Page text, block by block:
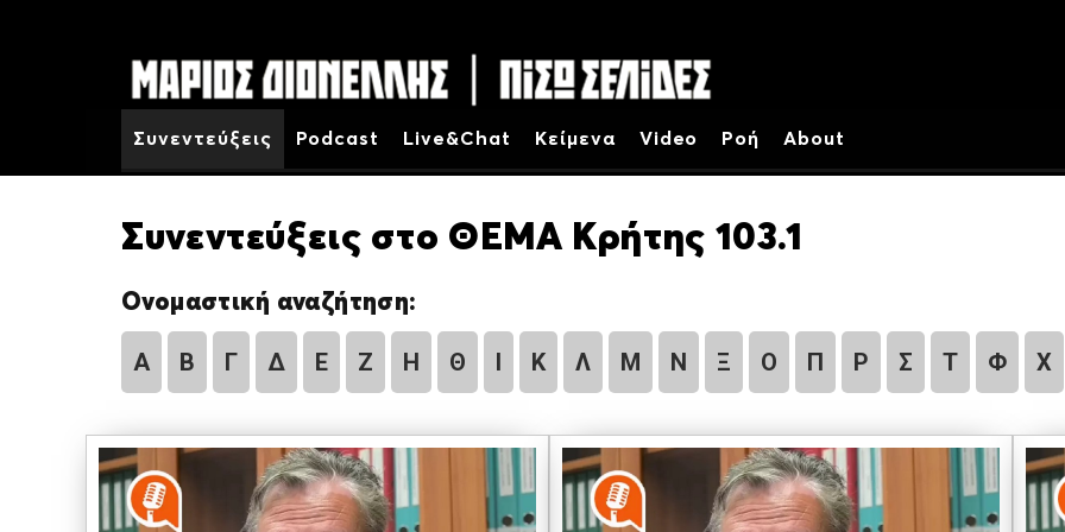
Συνεντεύξεις Podcast Live&Chat Κείμενα Video Ροή About
Συνεντεύξεις στο ΘΕΜΑ Κρήτης 103.1
Ονομαστική αναζήτηση:
Α Β Γ Δ Ε Ζ Η Θ Ι Κ Λ Μ Ν Ξ Ο Π Ρ Σ Τ Φ Χ